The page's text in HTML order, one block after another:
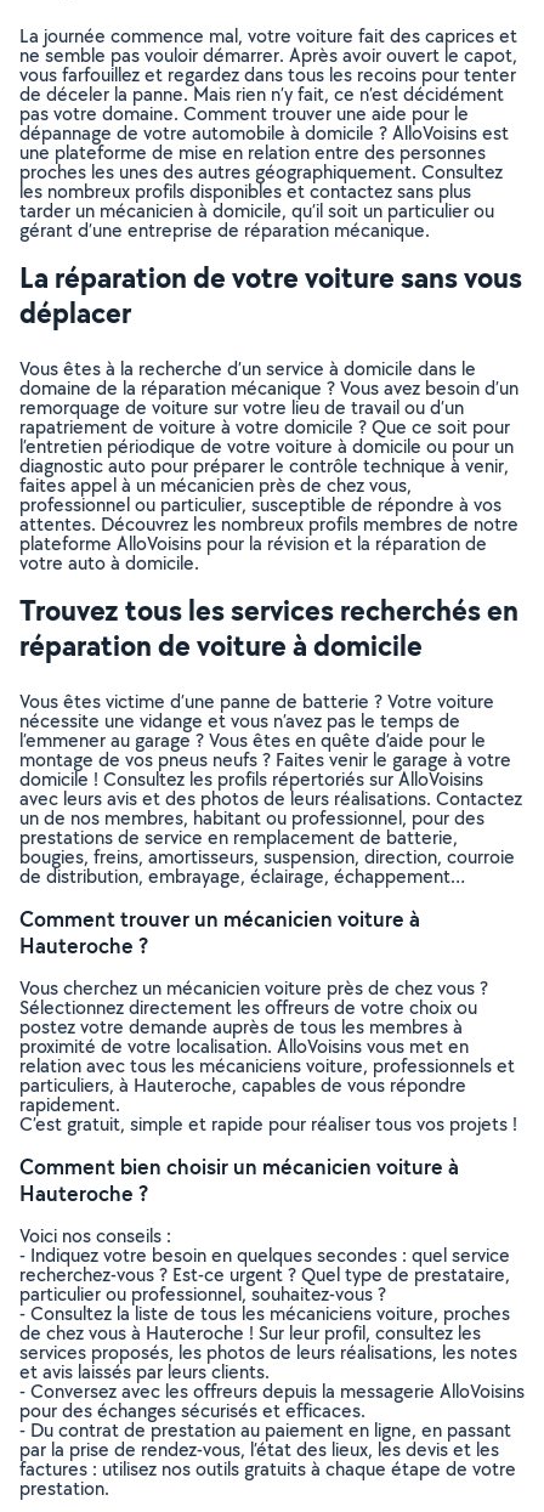
La journée commence mal, votre voiture fait des caprices et
ne semble pas vouloir démarrer. Après avoir ouvert le capot,
vous farfouillez et regardez dans tous les recoins pour tenter
de déceler la panne. Mais rien n’y fait, ce n’est décidément
pas votre domaine. Comment trouver une aide pour le
dépannage de votre automobile à domicile ? AlloVoisins est
une plateforme de mise en relation entre des personnes
proches les unes des autres géographiquement. Consultez
les nombreux profils disponibles et contactez sans plus
tarder un mécanicien à domicile, qu’il soit un particulier ou
gérant d’une entreprise de réparation mécanique.
La réparation de votre voiture sans vous
déplacer
Vous êtes à la recherche d’un service à domicile dans le
domaine de la réparation mécanique ? Vous avez besoin d’un
remorquage de voiture sur votre lieu de travail ou d’un
rapatriement de voiture à votre domicile ? Que ce soit pour
l’entretien périodique de votre voiture à domicile ou pour un
diagnostic auto pour préparer le contrôle technique à venir,
faites appel à un mécanicien près de chez vous,
professionnel ou particulier, susceptible de répondre à vos
attentes. Découvrez les nombreux profils membres de notre
plateforme AlloVoisins pour la révision et la réparation de
votre auto à domicile.
Trouvez tous les services recherchés en
réparation de voiture à domicile
Vous êtes victime d’une panne de batterie ? Votre voiture
nécessite une vidange et vous n’avez pas le temps de
l’emmener au garage ? Vous êtes en quête d’aide pour le
montage de vos pneus neufs ? Faites venir le garage à votre
domicile ! Consultez les profils répertoriés sur AlloVoisins
avec leurs avis et des photos de leurs réalisations. Contactez
un de nos membres, habitant ou professionnel, pour des
prestations de service en remplacement de batterie,
bougies, freins, amortisseurs, suspension, direction, courroie
de distribution, embrayage, éclairage, échappement…
Comment trouver un mécanicien voiture à
Hauteroche ?
Vous cherchez un mécanicien voiture près de chez vous ?
Sélectionnez directement les offreurs de votre choix ou
postez votre demande auprès de tous les membres à
proximité de votre localisation. AlloVoisins vous met en
relation avec tous les mécaniciens voiture, professionnels et
particuliers, à Hauteroche, capables de vous répondre
rapidement.
C’est gratuit, simple et rapide pour réaliser tous vos projets !
Comment bien choisir un mécanicien voiture à
Hauteroche ?
Voici nos conseils :
- Indiquez votre besoin en quelques secondes : quel service
recherchez-vous ? Est-ce urgent ? Quel type de prestataire,
particulier ou professionnel, souhaitez-vous ?
- Consultez la liste de tous les mécaniciens voiture, proches
de chez vous à Hauteroche ! Sur leur profil, consultez les
services proposés, les photos de leurs réalisations, les notes
et avis laissés par leurs clients.
- Conversez avec les offreurs depuis la messagerie AlloVoisins
pour des échanges sécurisés et efficaces.
- Du contrat de prestation au paiement en ligne, en passant
par la prise de rendez-vous, l’état des lieux, les devis et les
factures : utilisez nos outils gratuits à chaque étape de votre
prestation.